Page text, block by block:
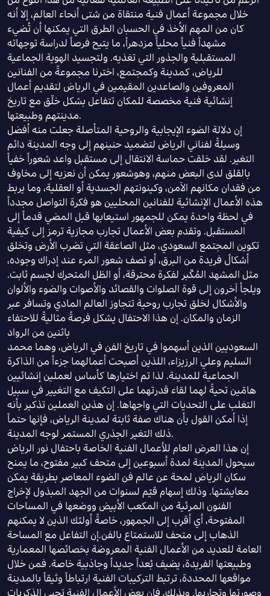
خلال مجموعة أعمال فنية منتقاة من شتى أنحاء العالم، إلا أنه
كان من المهم الأخذ في الحسبان الطرق التي يمكنها أن تُضيء
مشهداً فنياً محلياً مزدهراً، ما يتيح فرصاً لدراسة توجهاته
المستقبلية والجذور التي تغذيه. ولتجسيد الهوية الجماعية
للرياض، كمدينة وكمجتمع، اخترنا مجموعةً من الفنانين
المعروفين والصاعدين المقيمين في الرياض لتقديم أعمال
إنشائية فنية مخصصة للمكان تتفاعل بشكل خلّق مع تاريخ
مدينتهم وطبيعتها.
إن دلالة الضوء الإيجابية والروحية المتأصلة جعلت منه أفضل
وسيلةً لفناني الرياض لتضميد حنينهم إلى وجه المدينة دائم
التغير. لقد خلقت حماسة الانتقال إلى مستقبل واعد شعوراً خفياً
بالقلق لدى البعض منهم، وهوشعور يمكن أن نعزيه إلى مخاوف
من فقدان مكانهم الآمن، وكينونتهم الجسدية أو العقلية، وما يربط
هذه الأعمال الإنشائية للفنانين المحليين هو فكرة التواصل مجدداً
في لحظة واحدة يمكن للجمهور استيعابها قبل المضي قدماً إلى
المستقبل. وتقدم بعض الأعمال تجارب مجازية ترمز إلى كيفية
تكوين المجتمع السعودي، مثل الصاعقة التي تضرب الأرض وتخلق
أشكالً فريدة من البرق، أو تصف شعور المرء عند إدراك وجوده،
مثل المشهد المُكّبر لفكرة محترقة، أو الظل المتحرك لجسم ثابت.
ويلجأ آخرون إلى قوة الصلوات والقصائد والأصوات والضوء والألوان
والأشكال لخلق تجارب روحية تتجاوز العالم المادي وتسافر عبر
الزمان والمكان. إن هذا الاحتفال يشكل فرصةً مثاليةً للاحتفاء
باثنين من الرواد
السعوديين الذين أسهموا في تاريخ الفن في الرياض، وهما محمد
السليم وعلي الرزيزاء، اللذين أصبحت أعمالهما جزءاً من الذاكرة
الجماعية للمدينة. لذا تم اختيارها كأساس لعملين إنشائيين
هامّين تحيةً لهما لقاء قدرتهما على التكيف مع التغيير في سبيل
التغلب على التحديات التي واجهاها. إن هذين العملين تذكير بأنه
إذا أمكن القول بأن هناك صفة ثابتة لمدينة الرياض، فإنها حتماً
ذلك التغير الجذري المستمر لوجه المدينة.
إن هذا العرض العام للأعمال الفنية الخاصة باحتفال نور الرياض
سيحول المدينة لمدة أسبوعين إلى متحف كبير مفتوح، ما يمنح
سكان الرياض لمحة عن عالم فن الضوء المعاصر بطريقة يمكن
معايشتها. وذلك إسهام قيّم لسنوات من الجهد المبذول لإخراج
الفنون المرئية من المكعب الأبيض ووضعها في المساحات
المفتوحة، أي أقرب إلى الجمهور، خاصةً أولئك الذين لا يمكنهم
الذهاب إلى متحف للاستمتاع بالفن.إن التفاعل مع المساحة
العامة للعديد من الأعمال الفنية المعروضة بخصائصها المعمارية
وطبيعتها الفريدة، يضيف بُعداً جديداً وجاذبية خاصة. فمن خلال
مواقعها المحددة، ترتبط التركيبات الفنية ارتباطاً وثيقاً بالمدينة
وصورتها وتجاربها. وبذلك، فإن بعض الأعمال الفنية تحيي الذكريات